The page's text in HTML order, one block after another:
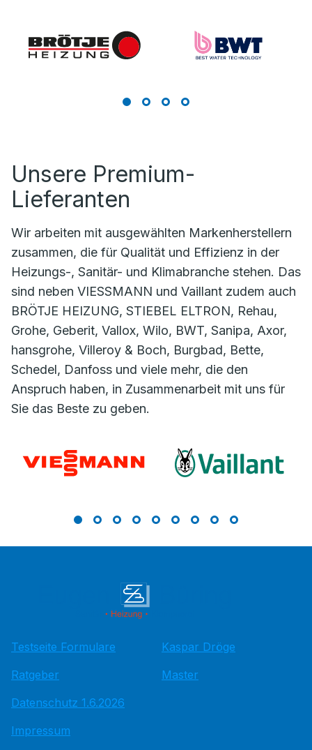
Unsere Premium-
Lieferanten
Wir arbeiten mit ausgewählten Markenherstellern
zusammen, die für Qualität und Effizienz in der
Heizungs-, Sanitär- und Klimabranche stehen. Das
sind neben VIESSMANN und Vaillant zudem auch
BRÖTJE HEIZUNG, STIEBEL ELTRON, Rehau,
Grohe, Geberit, Vallox, Wilo, BWT, Sanipa, Axor,
hansgrohe, Villeroy & Boch, Burgbad, Bette,
Schedel, Danfoss und viele mehr, die den
Anspruch haben, in Zusammenarbeit mit uns für
Sie das Beste zu geben.
Testseite Formulare
Ratgeber
Datenschutz 1.6.2026
Impressum
Kaspar Dröge
Master